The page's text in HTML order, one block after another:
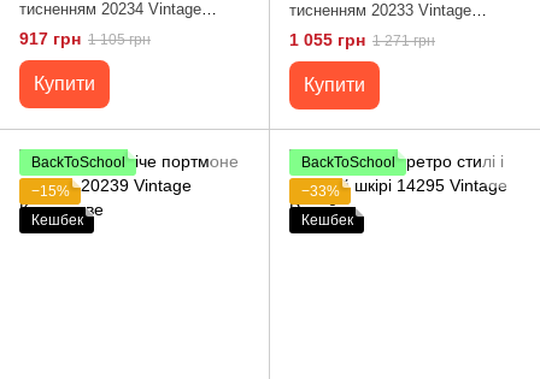
тисненням 20234 Vintage
Чорний
917 грн 1 105 грн
Купити
тисненням 20233 Vintage
Коричневий
1 055 грн 1 271 грн
Купити
BackToSchool
−15%
Кешбек
BackToSchool
−33%
Кешбек